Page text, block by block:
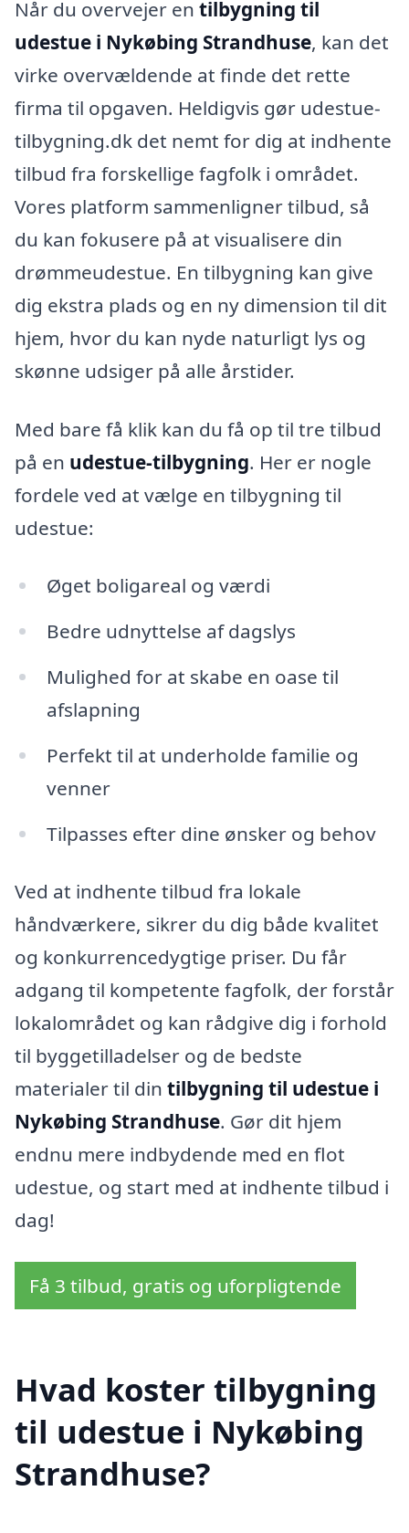
Når du overvejer en tilbygning til
udestue i Nykøbing Strandhuse, kan det
virke overvældende at finde det rette
firma til opgaven. Heldigvis gør udestue-
tilbygning.dk det nemt for dig at indhente
tilbud fra forskellige fagfolk i området.
Vores platform sammenligner tilbud, så
du kan fokusere på at visualisere din
drømmeudestue. En tilbygning kan give
dig ekstra plads og en ny dimension til dit
hjem, hvor du kan nyde naturligt lys og
skønne udsiger på alle årstider.
Med bare få klik kan du få op til tre tilbud
på en udestue-tilbygning. Her er nogle
fordele ved at vælge en tilbygning til
udestue:
Øget boligareal og værdi
Bedre udnyttelse af dagslys
Mulighed for at skabe en oase til
afslapning
Perfekt til at underholde familie og
venner
Tilpasses efter dine ønsker og behov
Ved at indhente tilbud fra lokale
håndværkere, sikrer du dig både kvalitet
og konkurrencedygtige priser. Du får
adgang til kompetente fagfolk, der forstår
lokalområdet og kan rådgive dig i forhold
til byggetilladelser og de bedste
materialer til din tilbygning til udestue i
Nykøbing Strandhuse. Gør dit hjem
endnu mere indbydende med en flot
udestue, og start med at indhente tilbud i
dag!
Få 3 tilbud, gratis og uforpligtende
Hvad koster tilbygning
til udestue i Nykøbing
Strandhuse?